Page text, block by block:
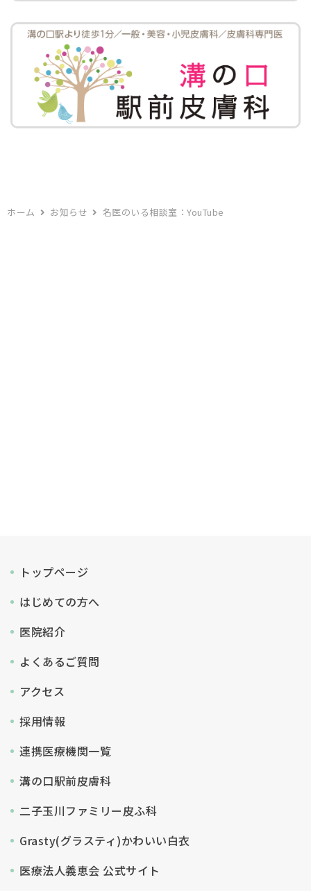
ホーム お知らせ 名医のいる相談室：YouTube
トップページ
はじめての方へ
医院紹介
よくあるご質問
アクセス
採用情報
連携医療機関一覧
溝の口駅前皮膚科
二子玉川ファミリー皮ふ科
Grasty(グラスティ)かわいい白衣
医療法人義恵会 公式サイト